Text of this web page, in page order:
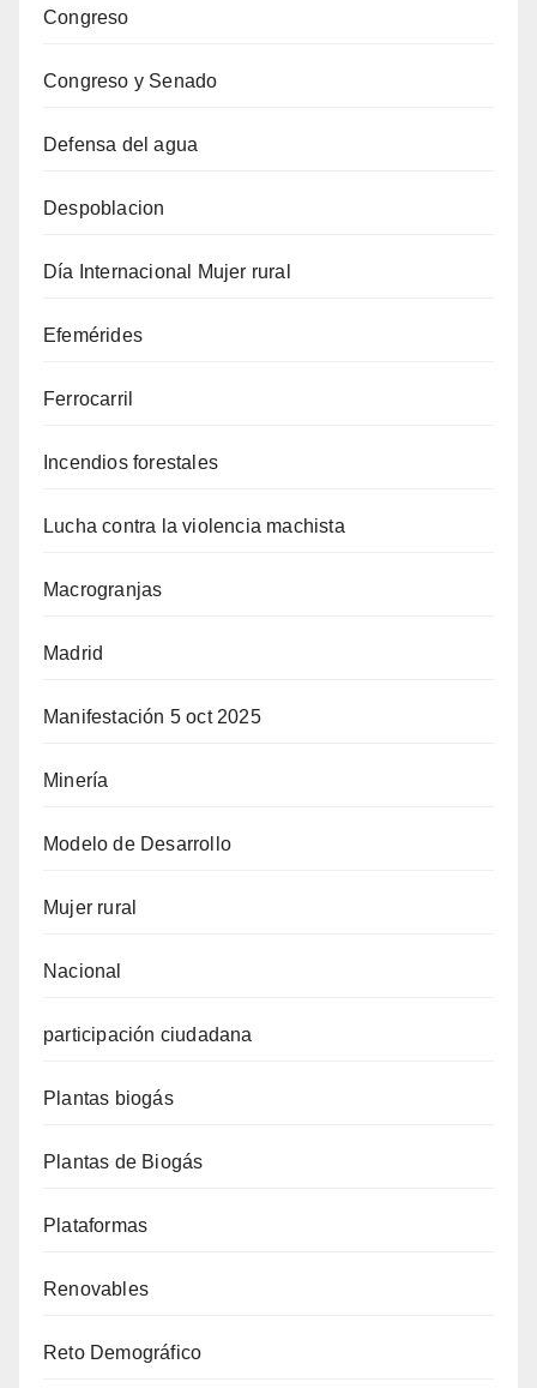
Congreso
Congreso y Senado
Defensa del agua
Despoblacion
Día Internacional Mujer rural
Efemérides
Ferrocarril
Incendios forestales
Lucha contra la violencia machista
Macrogranjas
Madrid
Manifestación 5 oct 2025
Minería
Modelo de Desarrollo
Mujer rural
Nacional
participación ciudadana
Plantas biogás
Plantas de Biogás
Plataformas
Renovables
Reto Demográfico